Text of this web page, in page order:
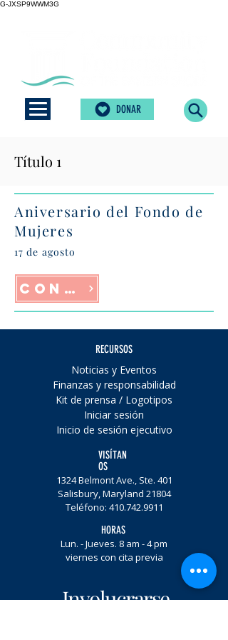
G-JXSP9WWM3G
DONAR
Título 1
Aniversario del Fondo de
Mujeres
17 de agosto
Confirmar asistencia
RECURSOS
Noticias y Eventos
Finanzas y responsabilidad
Kit de prensa / Logotipos
Iniciar sesión
Inicio de sesión ejecutivo
VISÍTAN
OS
1324 Belmont Ave., Ste. 401
Salisbury, Maryland 21804
Teléfono: 410.742.9911
HORAS
Lun. - Jueves. 8 am - 4 pm
viernes con cita previa
Involucrarse.